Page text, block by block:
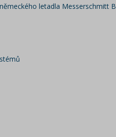
letadla Messerschmitt